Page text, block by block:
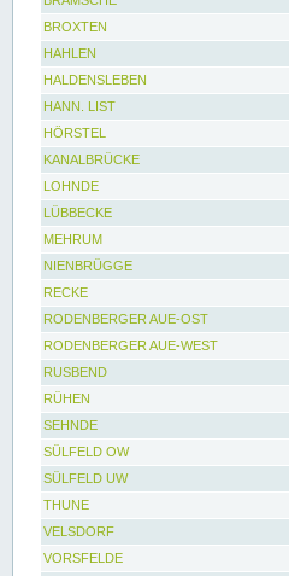
BROXTEN
HAHLEN
HALDENSLEBEN
HANN. LIST
HÖRSTEL
KANALBRÜCKE
LOHNDE
LÜBBECKE
MEHRUM
NIENBRÜGGE
RECKE
RODENBERGER AUE-OST
RODENBERGER AUE-WEST
RUSBEND
RÜHEN
SEHNDE
SÜLFELD OW
SÜLFELD UW
THUNE
VELSDORF
VORSFELDE